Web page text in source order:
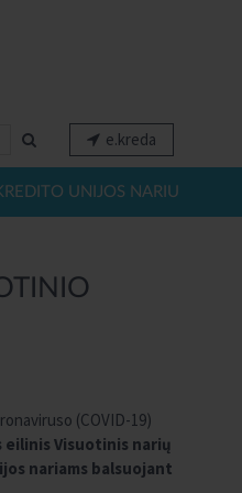
e.kreda
UNIJOS NARIU
(COVID-19)
Visuotinis narių
nariams balsuojant